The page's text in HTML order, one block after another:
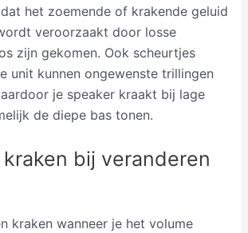
het zoemende of krakende geluid
veroorzaakt door losse
zijn gekomen. Ook scheurtjes
unit kunnen ongewenste trillingen
je speaker kraakt bij lage
de diepe bas tonen.
bij veranderen
kraken wanneer je het volume